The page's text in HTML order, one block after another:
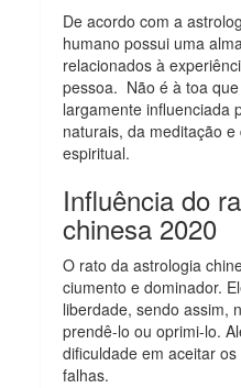
De acordo com a
humano possui uma
relacionados à
pessoa. Não é à toa
largamente influenciada
naturais, da meditação
espiritual.
Influência do
chinesa 2020
O rato da astrologia
ciumento e dominador.
liberdade, sendo assim,
prendê-lo ou oprimi-lo.
dificuldade em aceitar
falhas.